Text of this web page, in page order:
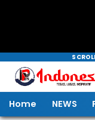
Home NEWS